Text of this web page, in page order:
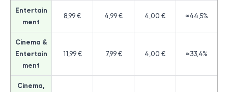
Entertain
ment
8,99 € 4,99 € 4,00 € ≈44,5%
Cinema &
Entertain
ment
11,99 € 7,99 € 4,00 € ≈33,4%
Cinema,